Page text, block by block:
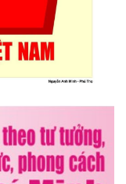
lối đổi mới